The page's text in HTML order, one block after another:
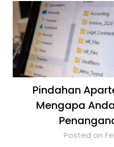
Pindahan
Mengapa
Posted on